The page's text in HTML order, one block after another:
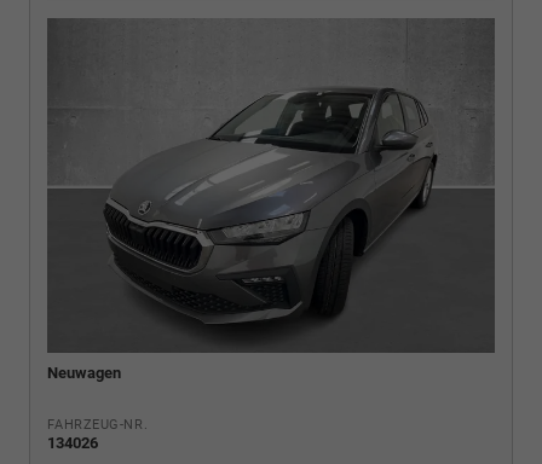
Neuwagen
FAHRZEUG-NR.
134026